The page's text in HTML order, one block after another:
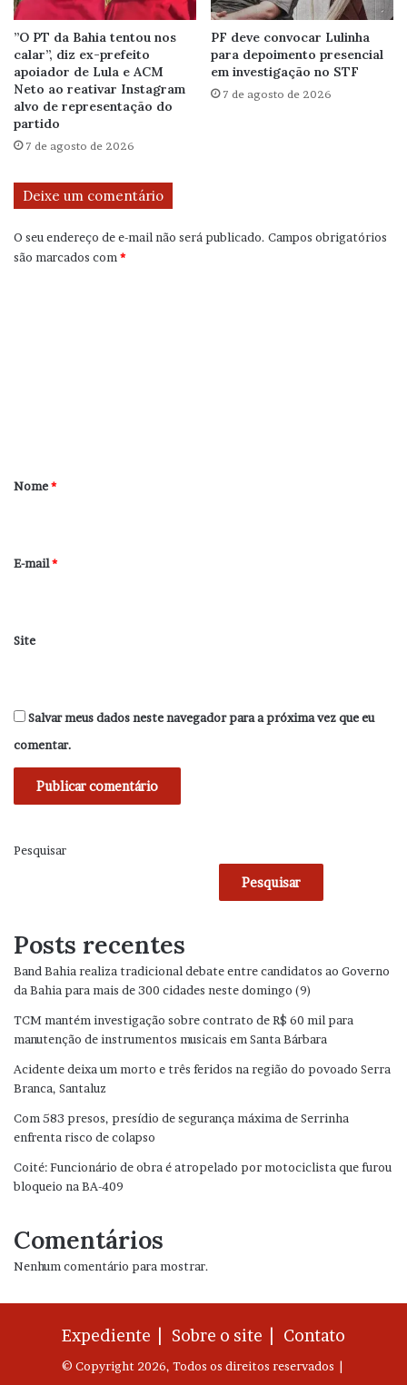
”O PT da Bahia tentou nos
calar”, diz ex-prefeito
apoiador de Lula e ACM
Neto ao reativar Instagram
alvo de representação do
partido
7 de agosto de 2026
PF deve convocar Lulinha
para depoimento presencial
em investigação no STF
7 de agosto de 2026
Deixe um comentário
O seu endereço de e-mail não será publicado. Campos obrigatórios
são marcados com*
r
*
Nome*
E-mail*
Site
Salvar meus dados neste navegador para a próxima vez que eu
comentar.
Pesquisar
Pesquisar
Posts recentes
Band Bahia realiza tradicional debate entre candidatos ao Governo
da Bahia para mais de 300 cidades neste domingo (9)
TCM mantém investigação sobre contrato de R$ 60 mil para
manutenção de instrumentos musicais em Santa Bárbara
Acidente deixa um morto e três feridos na região do povoado Serra
Branca, Santaluz
Com 583 presos, presídio de segurança máxima de Serrinha
enfrenta risco de colapso
Coité: Funcionário de obra é atropelado por motociclista que furou
bloqueio na BA-409
Comentários
Nenhum comentário para mostrar.
Expediente | Sobre o site | Contato
© Copyright 2026, Todos os direitos reservados |